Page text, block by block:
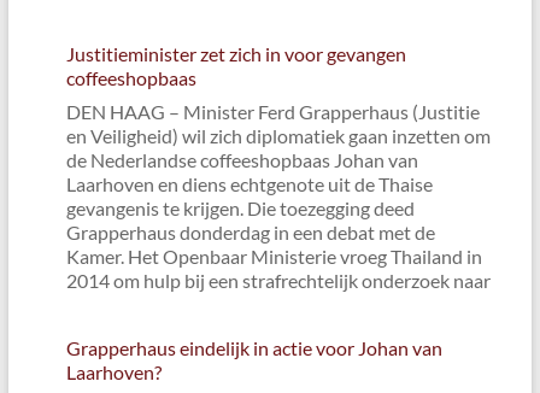
Justitieminister zet zich in voor gevangen
coffeeshopbaas
DEN HAAG – Minister Ferd Grapperhaus (Justitie
en Veiligheid) wil zich diplomatiek gaan inzetten om
de Nederlandse coffeeshopbaas Johan van
Laarhoven en diens echtgenote uit de Thaise
gevangenis te krijgen. Die toezegging deed
Grapperhaus donderdag in een debat met de
Kamer. Het Openbaar Ministerie vroeg Thailand in
2014 om hulp bij een strafrechtelijk onderzoek naar
Grapperhaus eindelijk in actie voor Johan van
Laarhoven?